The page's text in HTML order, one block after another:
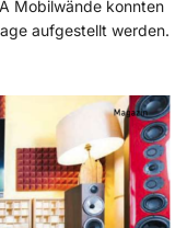
Mobilwände konnten
aufgestellt werden.